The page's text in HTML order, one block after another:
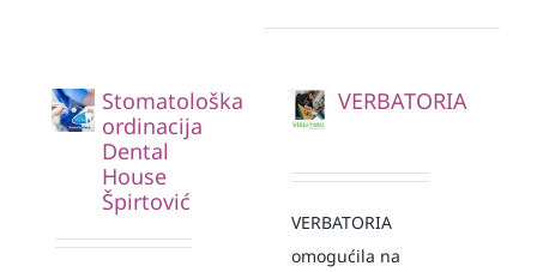
Stomatološka
ordinacija
Dental
House
Špirtović
VERBATORIA
VERBATORIA
omogućila na